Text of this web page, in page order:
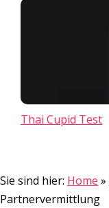
Thai Cupid Test
Sie sind hier: Home »
Partnervermittlung